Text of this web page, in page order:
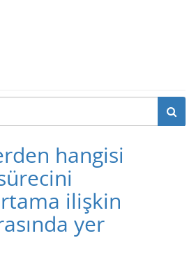
hangisi
ilişkin
yer